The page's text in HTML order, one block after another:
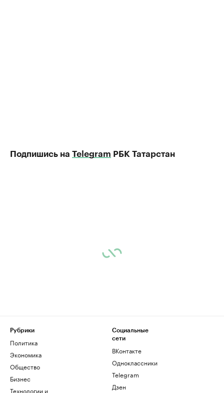
Подпишись на Telegram РБК Татарстан
Рубрики
Политика
Экономика
Общество
Бизнес
Технологии и
Социальные
сети
ВКонтакте
Одноклассники
Telegram
Дзен